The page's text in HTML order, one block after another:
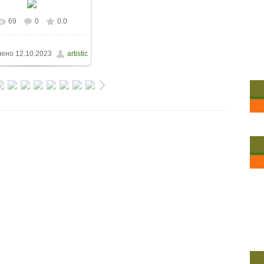
69 0 0.0
12.10.2023 artistic